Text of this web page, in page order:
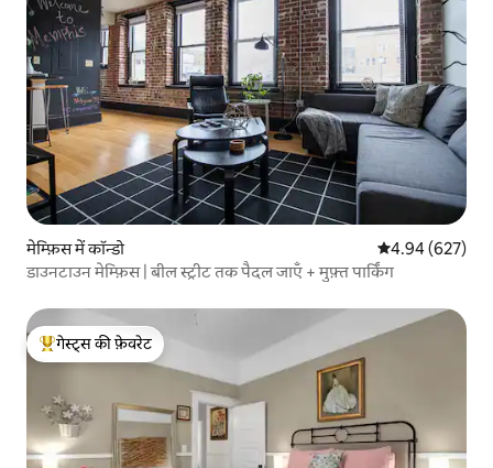
मेम्फ़िस में कॉन्डो औसत रेटिंग 5 में से
4.94 (627)
डाउनटाउन मेम्फ़िस | बील स्ट्रीट तक पैदल जाएँ + मुफ़्त पार्किंग
गेस्ट्स का टॉप फ़ेवरेट
गेस्ट्स की फ़ेवरेट